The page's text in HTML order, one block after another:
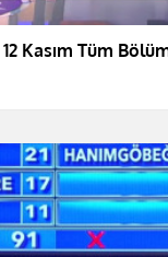
Kasım Tüm